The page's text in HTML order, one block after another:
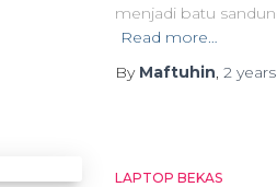
menjadi batu
Read more…
By Maftuhin, 2 years
LAPTOP BEKAS